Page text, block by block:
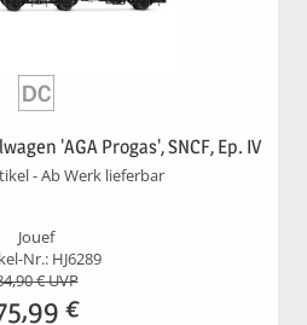
'AGA Progas', SNCF, Ep. IV
- Ab Werk lieferbar
Jouef
Nr.: HJ6289
€ UVP
€